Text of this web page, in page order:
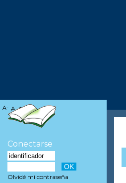
A- A A+
Conectarse
Olvidé mi contraseña